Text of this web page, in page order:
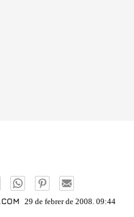
29 de febrer de 2008. 09:44